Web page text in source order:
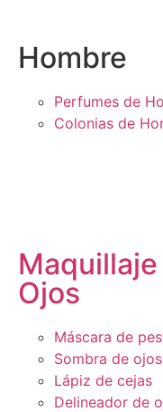
Hombre
Perfumes de
Colonias de
Ojos
Máscara de
Sombra de ojos
Lápiz de cejas
Delineador de